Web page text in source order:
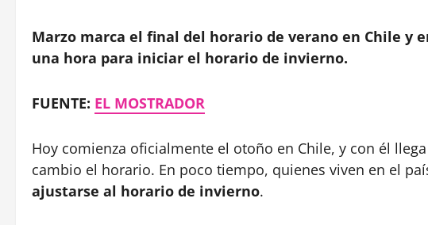
Marzo marca el final del horario de verano en Chile y
una hora para iniciar el horario de invierno.
FUENTE: EL MOSTRADOR
Hoy comienza oficialmente el otoño en Chile, y con él
cambio el horario. En poco tiempo, quienes viven en el
ajustarse al horario de invierno.